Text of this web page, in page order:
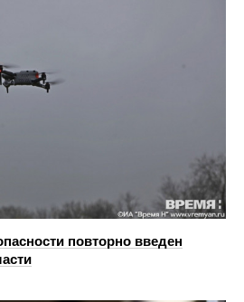
повторно введен